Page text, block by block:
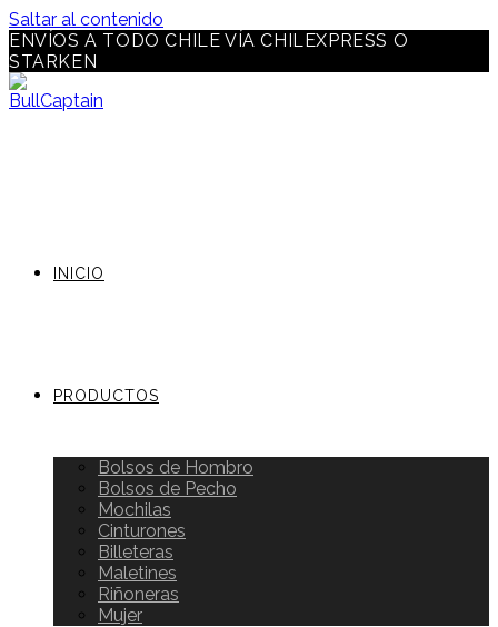
Saltar al contenido
ENVÍOS A TODO CHILE VÍA CHILEXPRESS O
STARKEN
INICIO
PRODUCTOS
Bolsos de Hombro
Bolsos de Pecho
Mochilas
Cinturones
Billeteras
Maletines
Riñoneras
Mujer